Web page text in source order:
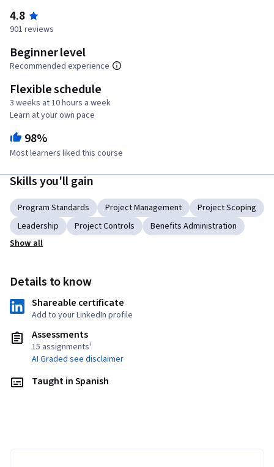
4.8
901 reviews
Beginner level
Recommended experience
Flexible schedule
3 weeks at 10 hours a week
Learn at your own pace
98%
Most learners liked this course
Skills you'll gain
Program Standards Project Management
Project Scoping
Leadership
Project Controls
Benefits Administration
Show all
Details to know
Shareable certificate
Add to your LinkedIn profile
Assessments
15 assignments¹
AI Graded see disclaimer
Taught in Spanish